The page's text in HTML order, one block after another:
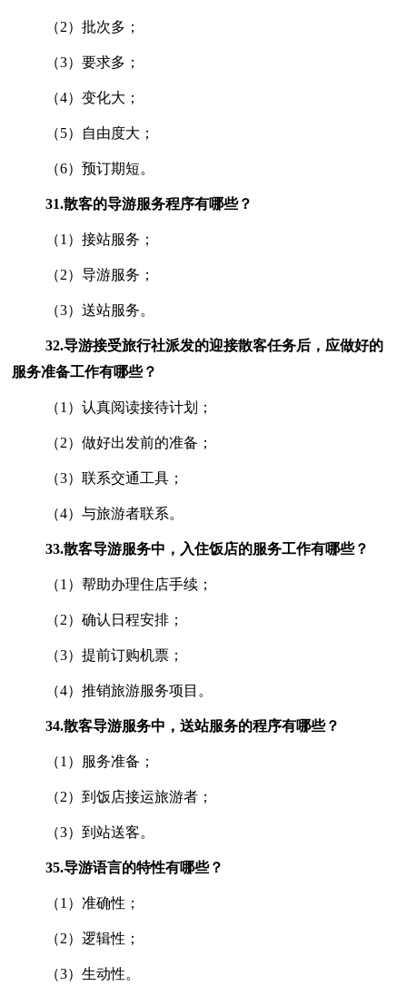
（2）批次多；
（3）要求多；
（4）变化大；
（5）自由度大；
（6）预订期短。
31.散客的导游服务程序有哪些？
（1）接站服务；
（2）导游服务；
（3）送站服务。
32.导游接受旅行社派发的迎接散客任务后，应做好的
服务准备工作有哪些？
（1）认真阅读接待计划；
（2）做好出发前的准备；
（3）联系交通工具；
（4）与旅游者联系。
33.散客导游服务中，入住饭店的服务工作有哪些？
（1）帮助办理住店手续；
（2）确认日程安排；
（3）提前订购机票；
（4）推销旅游服务项目。
34.散客导游服务中，送站服务的程序有哪些？
（1）服务准备；
（2）到饭店接运旅游者；
（3）到站送客。
35.导游语言的特性有哪些？
（1）准确性；
（2）逻辑性；
（3）生动性。